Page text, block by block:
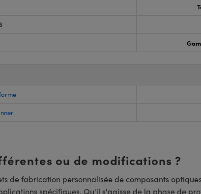
ou de modifications ?
de fabrication personnalisée de composants
spécifiques. Qu'il s'agisse de la phase de